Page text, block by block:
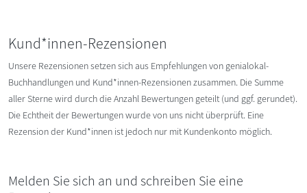
Kund*innen-Rezensionen
Unsere Rezensionen setzen sich aus Empfehlungen von genialokal-
Buchhandlungen und Kund*innen-Rezensionen zusammen. Die Summe
aller Sterne wird durch die Anzahl Bewertungen geteilt (und ggf. gerundet).
Die Echtheit der Bewertungen wurde von uns nicht überprüft. Eine
Rezension der Kund*innen ist jedoch nur mit Kundenkonto möglich.
Melden Sie sich an und schreiben Sie eine